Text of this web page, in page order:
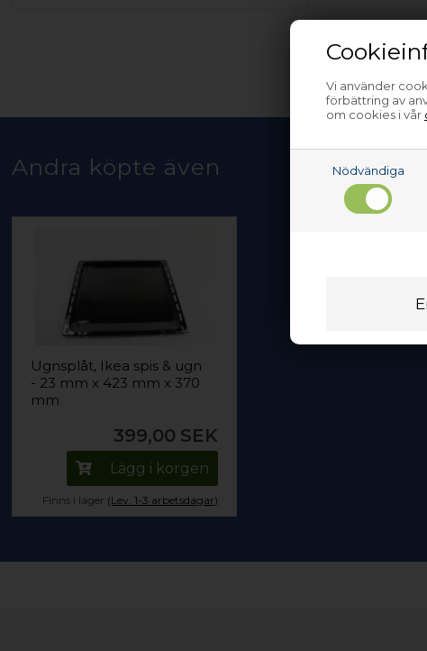
Vi använder
förbättring av
om cookies i vår
Nödvändiga
Andra köpte även
Ugnsplåt, Ikea spis & ugn
- 23 mm x 423 mm x 370
mm
399,00 SEK
Lägg i korgen
Finns i lager (Lev. 1-3 arbetsdagar)